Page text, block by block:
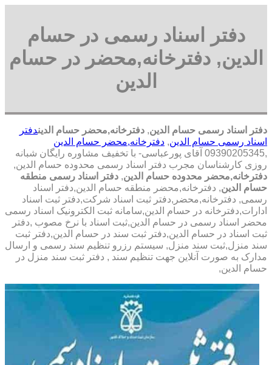
دفتر اسناد رسمی در حسام
الدین, دفترخانه,محضر در حسام
الدین
دفتر اسناد رسمی حسام الدین, دفترخانه,محضر حسام الدیندفتر
اسناد رسمی حسام الدین, دفترخانه,محضر حسام الدین
,09390205345 آقای پورعباسی- با تخفیف مشاوره رايگان شبانه
روزی کارشناسان مجرب دفتر اسناد رسمی محدوده حسام الدین,
دفترخانه,محضر محدوده حسام الدین, دفتر اسناد رسمی منطقه
حسام الدین, دفترخانه,محضر منطقه حسام الدین,دفتر اسناد
رسمی, دفترخانه,محضر,دفتر ثبت اسناد شرکت,دفتر ثبت اسناد
ادارات,دفترخانه در حسام الدین,سامانه ثبت الکترونیک اسناد رسمی
محضر اسناد رسمی در حسام الدین,ثبت اسناد با نرخ مصوب ,دفتر
ثبت اسناد در حسام الدین,دفتر ثبت سند در حسام الدین,دفتر ثبت
سند منزل,ثبت سند منزل, سیستم رزرو تنظیم سند رسمی و ارسال
مدارک به صورت آنلاین جهت تنظیم سند , دفتر ثبت سند منزل در
حسام الدین,